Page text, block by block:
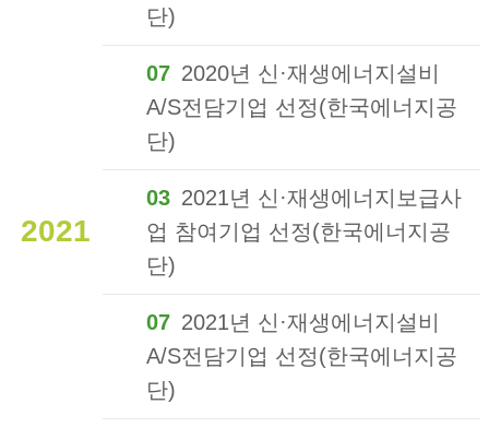
단)
07 2020년 신·재생에너지설비
A/S전담기업 선정(한국에너지공
단)
2021
03 2021년 신·재생에너지보급사
업 참여기업 선정(한국에너지공
단)
07 2021년 신·재생에너지설비
A/S전담기업 선정(한국에너지공
단)